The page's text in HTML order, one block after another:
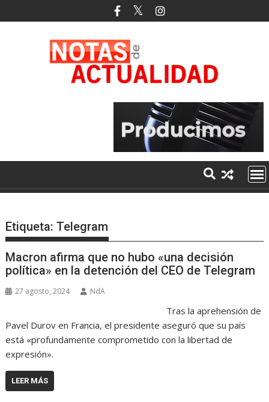
al
Etiqueta:Telegram
Macron afirma que no hubo «una decisión
política» en la detención del CEO de Telegram
27 agosto, 2024 NdA
Tras la aprehensión de
Pavel Durov en Francia, el presidente aseguró que su país
está «profundamente comprometido con la libertad de
expresión».
LEER MÁS